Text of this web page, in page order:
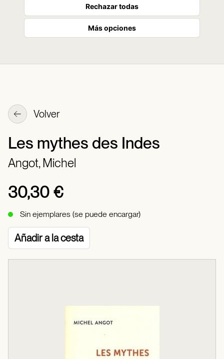
Rechazar todas
Más opciones
Volver
Les mythes des Indes
Angot, Michel
30,30 €
Sin ejemplares (se puede encargar)
Añadir a la cesta